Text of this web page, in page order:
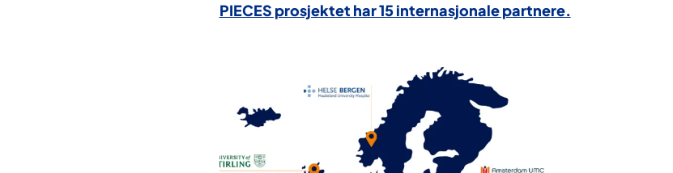
PIECES prosjektet har 15 internasjonale partnere.